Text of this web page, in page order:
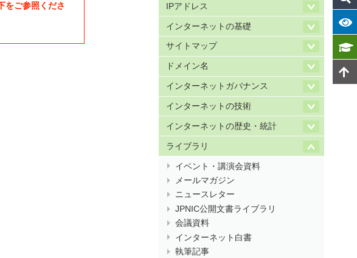
をご参照くださ
IPアドレス
インターネットの基礎
サイトマップ
ドメイン名
インターネットガバナンス
インターネットの技術
インターネットの歴史・統計
ライブラリ
イベント・講演会資料
メールマガジン
ニュースレター
JPNIC公開文書ライブラリ
会議資料
インターネット白書
執筆記事